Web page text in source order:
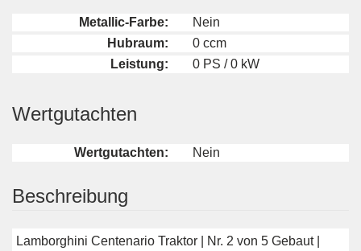
Metallic-Farbe:
Nein
Hubraum:
0 ccm
Leistung:
0 PS / 0 kW
Wertgutachten
Wertgutachten: Nein
Beschreibung
Lamborghini Centenario Traktor | Nr. 2 von 5 Gebaut |